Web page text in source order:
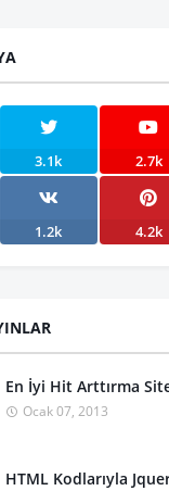
3.1k 2.7k
1.2k 4.2k
En İyi Hit Arttırma
Ocak 07, 2013
HTML Kodlarıyla